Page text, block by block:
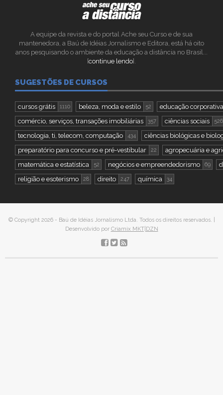
A equipe da revista e do portal Ache seu Curso e de sua
mantenedora, a Baú de Idéias Jornalismo e Editora, está há oito
anos pesquisando o ambiente da educação a distância no Brasil...
[continue lendo].
SUGESTÕES DE CURSOS
cursos grátis 1110 beleza, moda e estilo 52
educação corporativa
comércio, serviços, transações imobiliárias
357 ciências sociais 526
tecnologia, ti, telecom, computação 434
ciências biológicas e
preparatório para concurso e pré-vestibular
22
agropecuária e
matemática e estatística
52 negócios e empreendedorismo 69
religião e esoterismo
28 direito 247 química 34
© Copyright 2026 - Baú de Idéias Jornalismo Ltda. Todos os direitos reservados. |
Desenvolvido por Criamix MKT|DZN